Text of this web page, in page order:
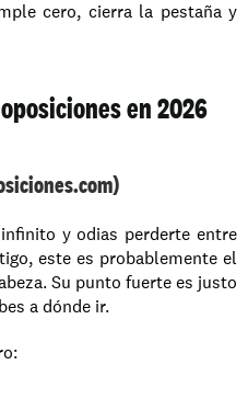
cero, cierra la pestaña y
en 2026
y odias perderte entre
este es probablemente el
Su punto fuerte es justo
a dónde ir.